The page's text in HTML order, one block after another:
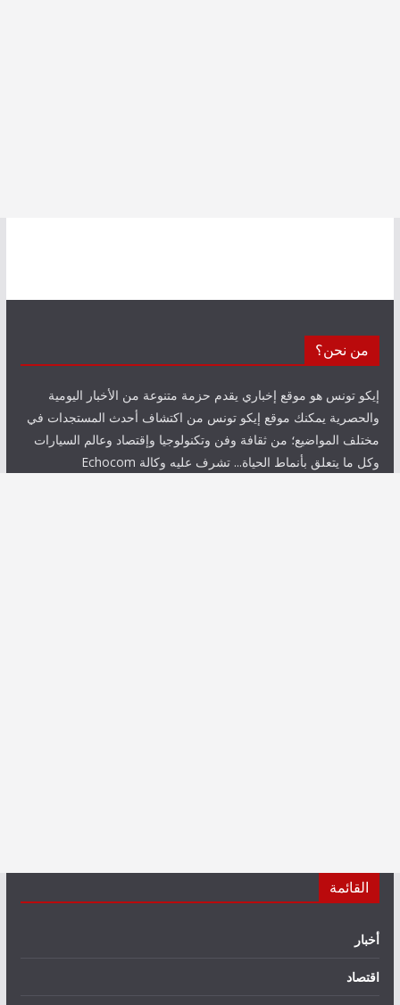
من نحن؟
إيكو تونس هو موقع إخباري يقدم حزمة متنوعة من الأخبار اليومية
والحصرية يمكنك موقع إيكو تونس من اكتشاف أحدث المستجدات في
مختلف المواضيع؛ من ثقافة وفن وتكنولوجيا وإقتصاد وعالم السيارات
وكل ما يتعلق بأنماط الحياة... تشرف عليه وكالة Echocom
القائمة
أخبار
اقتصاد